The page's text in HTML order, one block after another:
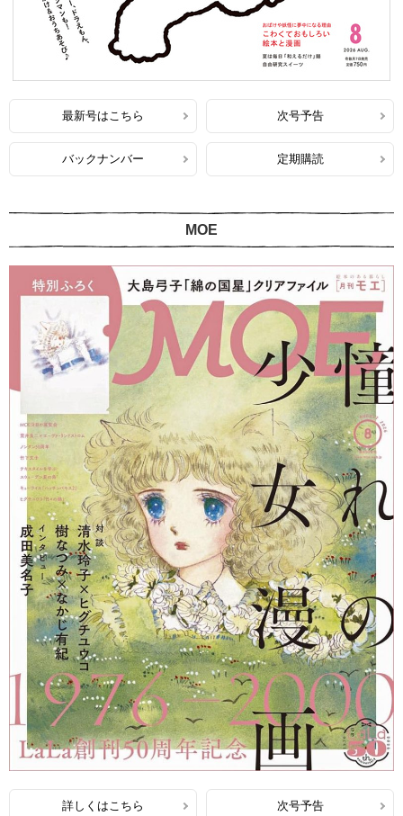
最新号はこちら 次号予告
バックナンバー 定期購読
MOE
詳しくはこちら 次号予告